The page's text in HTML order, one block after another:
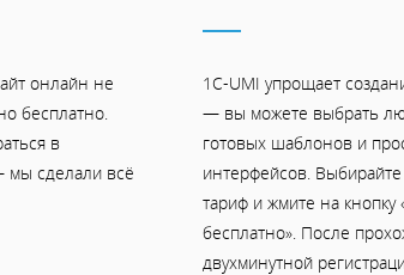
онлайн не
бесплатно.
в
мы сделали всё
1C-UMI упрощает
— вы можете выбрать
готовых шаблонов и
интерфейсов.
тариф и жмите на кнопку
бесплатно». После
двухминутной